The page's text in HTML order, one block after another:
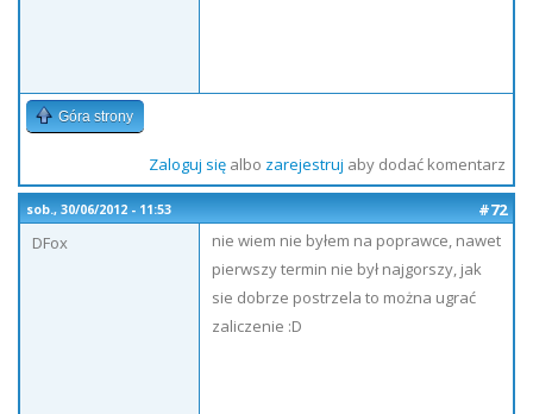
Góra strony
Zaloguj sięalbo zarejestruj aby dodać komentarz
sob., 30/06/2012 - 11:53
#72
DFox
nie wiem nie byłem na poprawce, nawet
pierwszy termin nie był najgorszy, jak
sie dobrze postrzela to można ugrać
zaliczenie :D